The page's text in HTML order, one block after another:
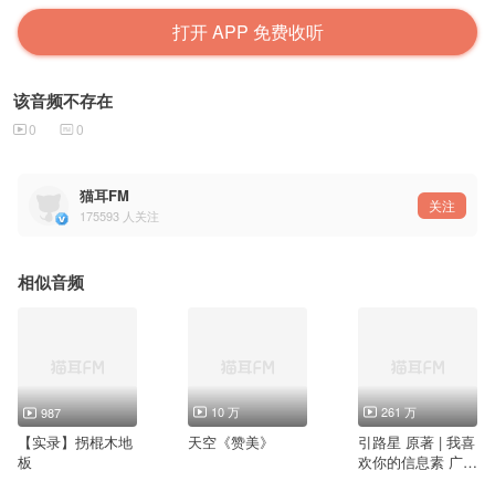
打开 APP 免费收听
该音频不存在
0 0
猫耳FM
175593 人关注
关注
相似音频
987
【实录】拐棍木地
板
10 万
天空《赞美》
261 万
引路星 原著 | 我喜
欢你的信息素 广播